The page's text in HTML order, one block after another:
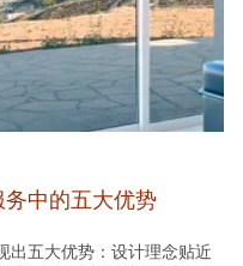
中的五大优势
出五大优势：设计理念贴近